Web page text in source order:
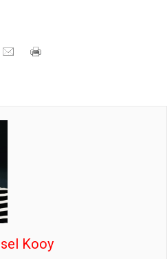
Kooy